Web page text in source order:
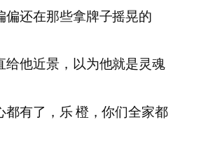
偏还在那些拿牌子摇晃的
给他近景，以为他就是灵魂
都有了，乐 橙，你们全家都